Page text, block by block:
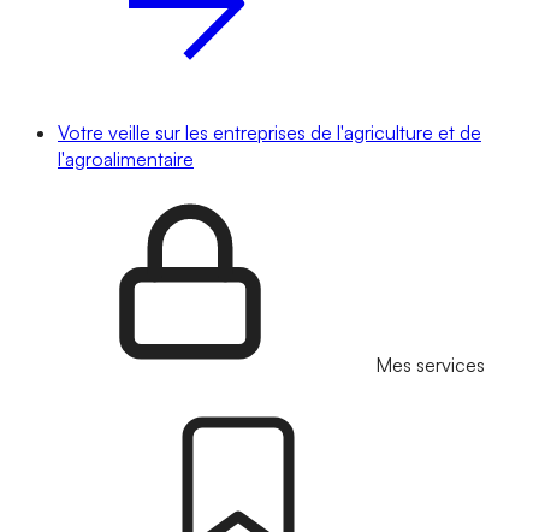
Votre veille sur les entreprises de l'agriculture et de
l'agroalimentaire
Mes services